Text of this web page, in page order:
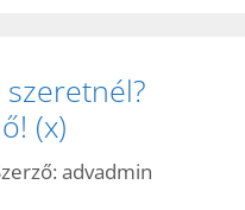
(x)
advadmin